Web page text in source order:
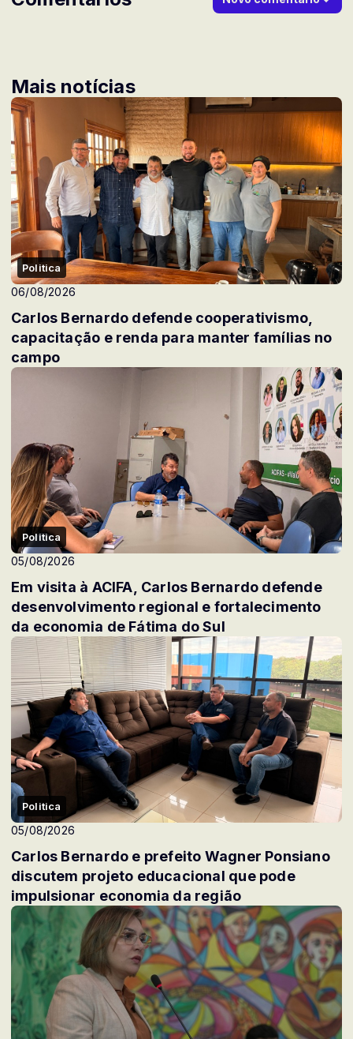
Mais notícias
Politica
06/08/2026
Carlos Bernardo defende cooperativismo,
capacitação e renda para manter famílias no
campo
Politica
05/08/2026
Em visita à ACIFA, Carlos Bernardo defende
desenvolvimento regional e fortalecimento
da economia de Fátima do Sul
Politica
05/08/2026
Carlos Bernardo e prefeito Wagner Ponsiano
discutem projeto educacional que pode
impulsionar economia da região